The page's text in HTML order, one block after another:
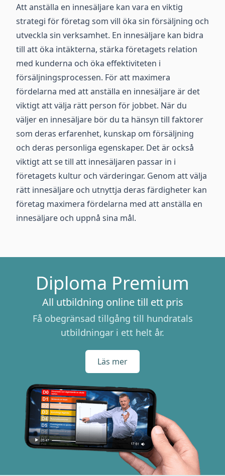
Att anställa en innesäljare kan vara en viktig
strategi för företag som vill öka sin försäljning och
utveckla sin verksamhet. En innesäljare kan bidra
till att öka intäkterna, stärka företagets relation
med kunderna och öka effektiviteten i
försäljningsprocessen. För att maximera
fördelarna med att anställa en innesäljare är det
viktigt att välja rätt person för jobbet. När du
väljer en innesäljare bör du ta hänsyn till faktorer
som deras erfarenhet, kunskap om försäljning
och deras personliga egenskaper. Det är också
viktigt att se till att innesäljaren passar in i
företagets kultur och värderingar. Genom att välja
rätt innesäljare och utnyttja deras färdigheter kan
företag maximera fördelarna med att anställa en
innesäljare och uppnå sina mål.
Diploma Premium
All utbildning online till ett pris
Få obegränsad tillgång till hundratals
utbildningar i ett helt år.
Läs mer